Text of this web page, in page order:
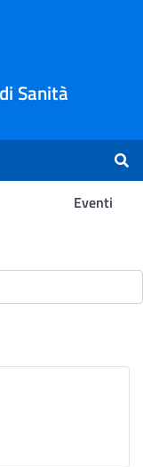
Sanità
Eventi
-